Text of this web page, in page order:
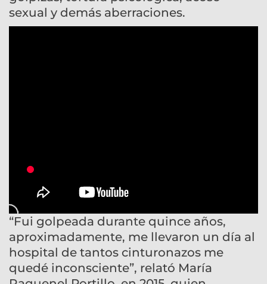
sexual y demás aberraciones.
“Fui golpeada durante quince años,
aproximadamente, me llevaron un día al
hospital de tantos cinturonazos me
quedé inconsciente”, relató María